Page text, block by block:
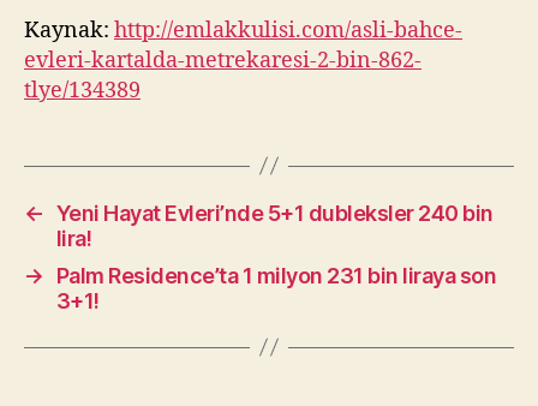
Kaynak: http://emlakkulisi.com/asli-bahce-
evleri-kartalda-metrekaresi-2-bin-862-
tlye/134389
← Yeni Hayat Evleri’nde 5+1 dubleksler 240 bin
lira!
→
Palm Residence’ta 1 milyon 231 bin liraya son
3+1!